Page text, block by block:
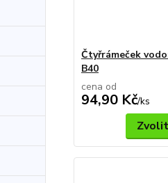
Čtyřrámeček
B40
cena od
94,90 Kč/ks